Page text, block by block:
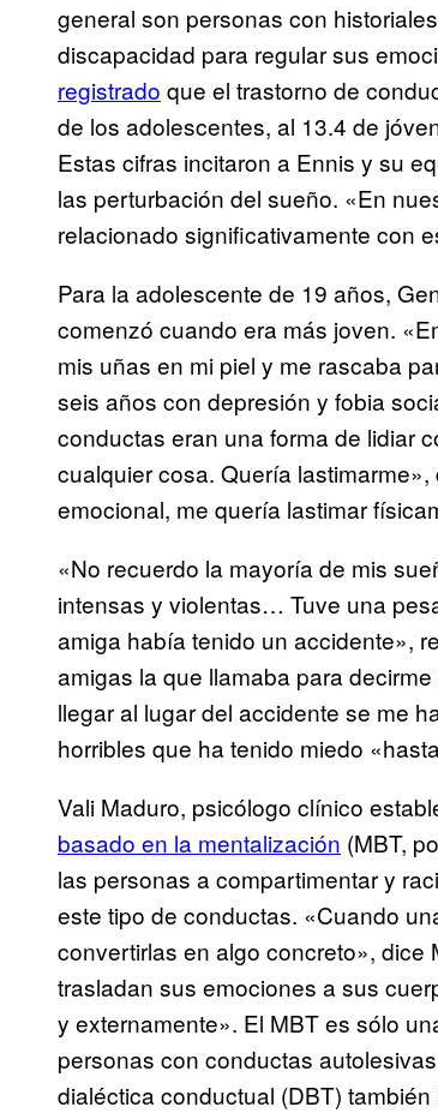
general son personas con
discapacidad para regular sus
registrado que el trastorno de
de los adolescentes, al 13.4 de
Estas cifras incitaron a Ennis y su
las perturbación del sueño. «En
relacionado significativamente con
Para la adolescente de 19 años,
comenzó cuando era más joven.
mis uñas en mi piel y me rascaba
seis años con depresión y fobia
conductas eran una forma de lidiar
cualquier cosa. Quería
emocional, me quería lastimar
«No recuerdo la mayoría de mis
intensas y violentas… Tuve una
amiga había tenido un accidente»,
amigas la que llamaba para
llegar al lugar del accidente se me
horribles que ha tenido miedo
Vali Maduro, psicólogo clínico
basado en la mentalización (MBT,
las personas a compartimentar y
este tipo de conductas. «Cuando
convertirlas en algo concreto»,
trasladan sus emociones a sus
y externamente». El MBT es sólo
personas con conductas
dialéctica conductual (DBT)